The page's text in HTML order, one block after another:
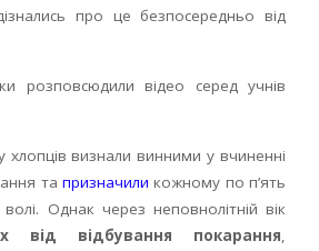
про це безпосередньо від
розповсюдили відео серед учнів
хлопців визнали винними у вчиненні
та призначили кожному по п’ять
Однак через неповнолітній вік
від відбування покарання,